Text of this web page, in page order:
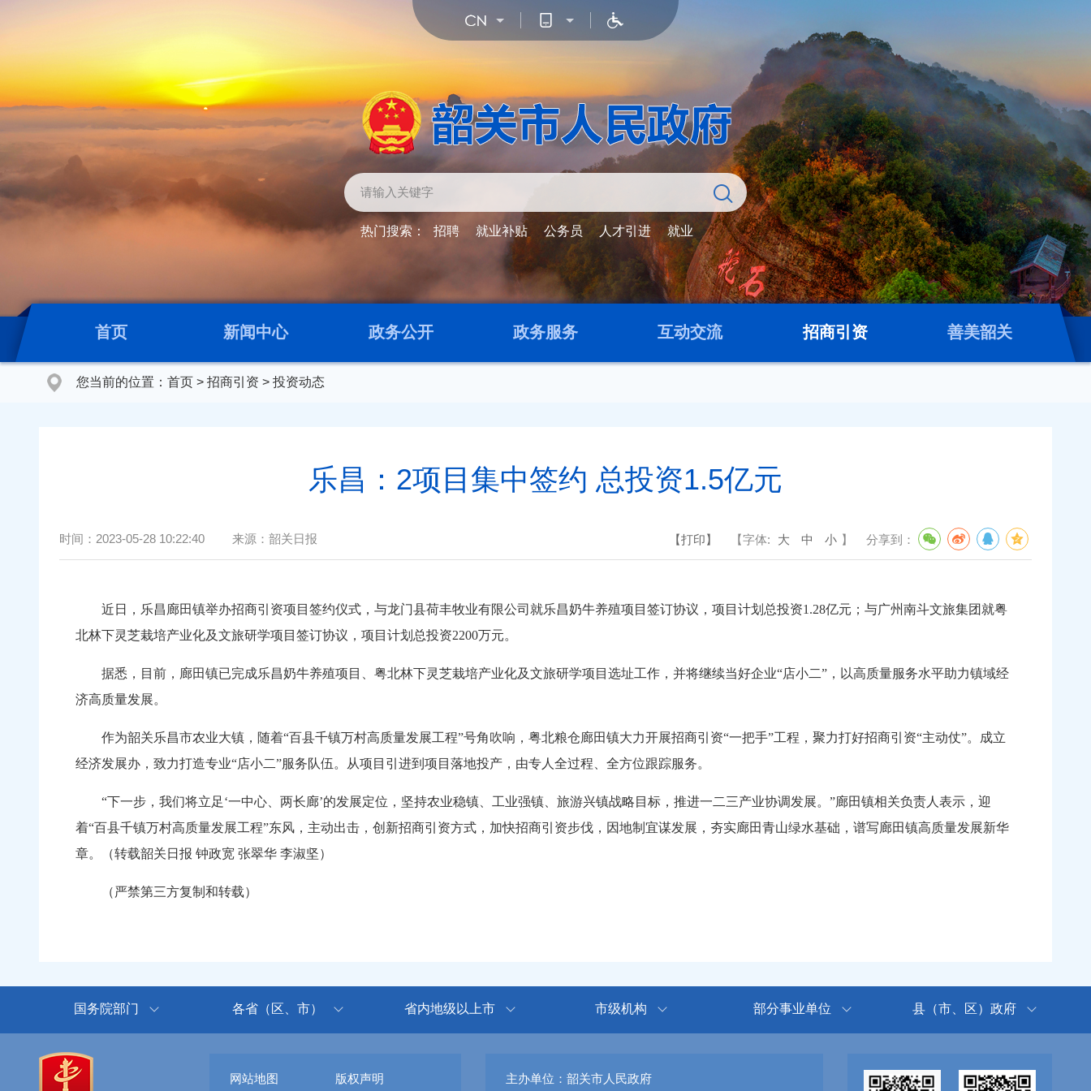
热门搜索： 招聘 就业补贴 公务员 人才引进 就业
首页 新闻中心 政务公开 政务服务 互动交流 招商引资 善美韶关
您当前的位置： 首页 > 招商引资 > 投资动态
乐昌：2项目集中签约 总投资1.5亿元
时间： 2023-05-28 10:22:40 来源： 韶关日报 【打印】 【字体: 大 中 小 】 分享到：
近日，乐昌廊田镇举办招商引资项目签约仪式，与龙门县荷丰牧业有限公司就乐昌奶牛养殖项目签订协议，项目计划总投资1.28亿元；与广州南斗文旅集团就粤
北林下灵芝栽培产业化及文旅研学项目签订协议，项目计划总投资2200万元。
据悉，目前，廊田镇已完成乐昌奶牛养殖项目、粤北林下灵芝栽培产业化及文旅研学项目选址工作，并将继续当好企业“店小二”，以高质量服务水平助力镇域经
济高质量发展。
作为韶关乐昌市农业大镇，随着“百县千镇万村高质量发展工程”号角吹响，粤北粮仓廊田镇大力开展招商引资“一把手”工程，聚力打好招商引资“主动仗”。成立
经济发展办，致力打造专业“店小二”服务队伍。从项目引进到项目落地投产，由专人全过程、全方位跟踪服务。
“下一步，我们将立足‘一中心、两长廊’的发展定位，坚持农业稳镇、工业强镇、旅游兴镇战略目标，推进一二三产业协调发展。”廊田镇相关负责人表示，迎
着“百县千镇万村高质量发展工程”东风，主动出击，创新招商引资方式，加快招商引资步伐，因地制宜谋发展，夯实廊田青山绿水基础，谱写廊田镇高质量发展新华
章。（转载韶关日报 钟政宽 张翠华 李淑坚）
（严禁第三方复制和转载）
国务院部门 各省（区、市） 省内地级以上市 市级机构 部分事业单位 县（市、区）政府
网站地图 版权声明 主办单位：韶关市人民政府